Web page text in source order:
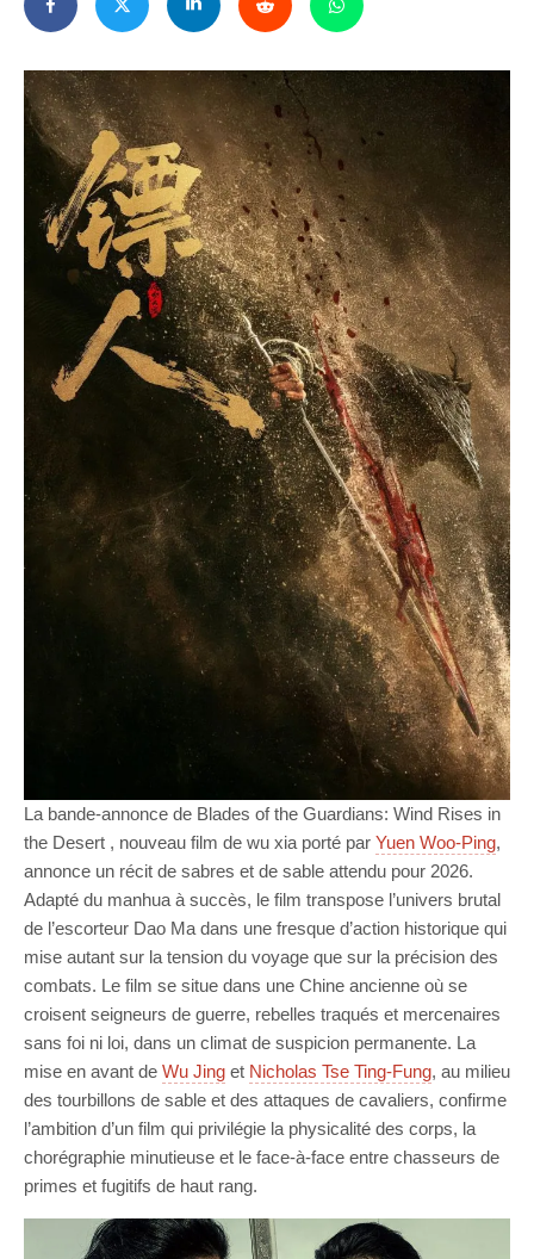
La bande-annonce de Blades of the Guardians: Wind Rises in
the Desert , nouveau film de wu xia porté par Yuen Woo-Ping,
annonce un récit de sabres et de sable attendu pour 2026.
Adapté du manhua à succès, le film transpose l’univers brutal
de l’escorteur Dao Ma dans une fresque d’action historique qui
mise autant sur la tension du voyage que sur la précision des
combats. Le film se situe dans une Chine ancienne où se
croisent seigneurs de guerre, rebelles traqués et mercenaires
sans foi ni loi, dans un climat de suspicion permanente. La
mise en avant de Wu Jing et Nicholas Tse Ting-Fung, au milieu
des tourbillons de sable et des attaques de cavaliers, confirme
l’ambition d’un film qui privilégie la physicalité des corps, la
chorégraphie minutieuse et le face-à-face entre chasseurs de
primes et fugitifs de haut rang.